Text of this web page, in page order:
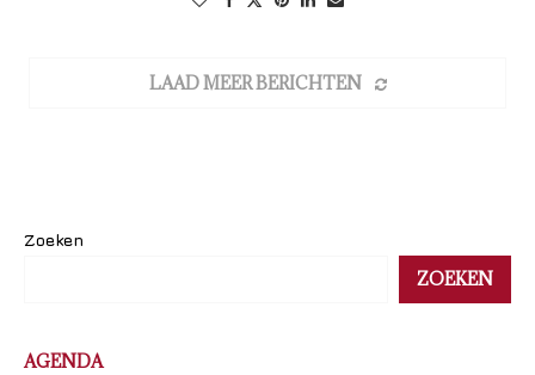
LAAD MEER BERICHTEN
Zoeken
ZOEKEN
AGENDA